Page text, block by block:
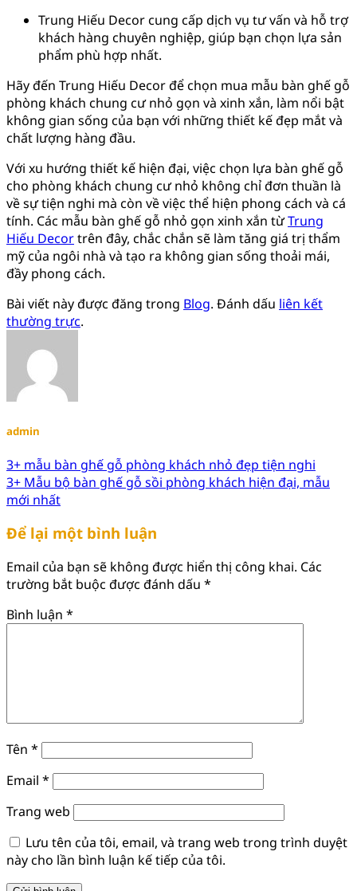
Trung Hiếu Decor cung cấp dịch vụ tư vấn và hỗ trợ
khách hàng chuyên nghiệp, giúp bạn chọn lựa sản
phẩm phù hợp nhất.
Hãy đến Trung Hiếu Decor để chọn mua mẫu bàn ghế gỗ
phòng khách chung cư nhỏ gọn và xinh xắn, làm nổi bật
không gian sống của bạn với những thiết kế đẹp mắt và
chất lượng hàng đầu.
Với xu hướng thiết kế hiện đại, việc chọn lựa bàn ghế gỗ
cho phòng khách chung cư nhỏ không chỉ đơn thuần là
về sự tiện nghi mà còn về việc thể hiện phong cách và cá
tính. Các mẫu bàn ghế gỗ nhỏ gọn xinh xắn từTrung
Hiếu Decortrên đây, chắc chắn sẽ làm tăng giá trị thẩm
mỹ của ngôi nhà và tạo ra không gian sống thoải mái,
đầy phong cách.
Bài viết này được đăng trong Blog. Đánh dấu liên kết
thường trực.
admin
3+ mẫu bàn ghế gỗ phòng khách nhỏ đẹp tiện nghi
3+ Mẫu bộ bàn ghế gỗ sồi phòng khách hiện đại, mẫu
mới nhất
Để lại một bình luận
Email của bạn sẽ không được hiển thị công khai. Các
trường bắt buộc được đánh dấu *
Bình luận *
Tên *
Email *
Trang web
Lưu tên của tôi, email, và trang web trong trình duyệt
này cho lần bình luận kế tiếp của tôi.